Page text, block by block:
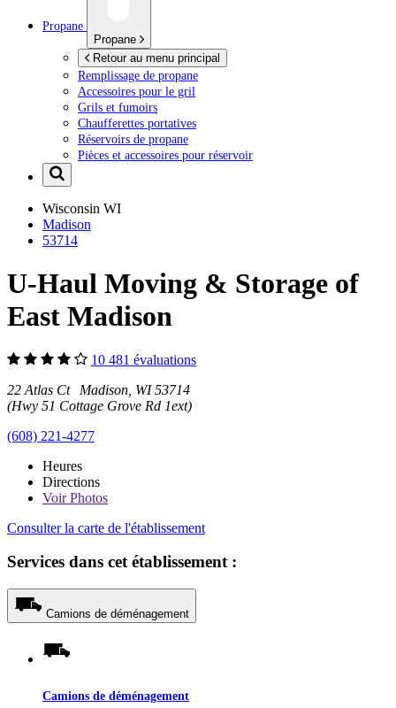
Propane
Propane
Retour au menu principal
Remplissage de propane
Accessoires pour le gril
Grils et fumoirs
Chaufferettes portatives
Réservoirs de propane
Pièces et accessoires pour réservoir
Wisconsin WI
Madison
53714
U-Haul Moving & Storage of
East Madison
10 481 évaluations
22 Atlas Ct Madison, WI 53714
(Hwy 51 Cottage Grove Rd 1ext)
(608) 221-4277
Heures
Directions
VoirPhotos
Consulter la carte de l'établissement
Services dans cet établissement :
Camions de déménagement
Camions de déménagement